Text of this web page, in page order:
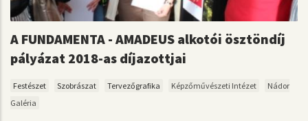
A FUNDAMENTA - AMADEUS alkotói ösztöndíj
pályázat 2018-as díjazottjai
Festészet Szobrászat Tervezőgrafika Képzőművészeti Intézet
Nádor
Galéria